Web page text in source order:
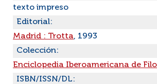
texto impreso
Editorial:
Madrid : Trotta, 1993
Colección:
Enciclopedia Iberoamericana de
ISBN/ISSN/DL: